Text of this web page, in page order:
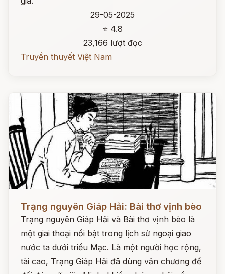
29-05-2025
⭐ 4.8
23,166 lượt đọc
Truyền thuyết Việt Nam
Trạng nguyên Giáp Hải: Bài thơ vịnh bèo
Trạng nguyên Giáp Hải và Bài thơ vịnh bèo là
một giai thoại nổi bật trong lịch sử ngoại giao
nước ta dưới triều Mạc. Là một người học rộng,
tài cao, Trạng Giáp Hải đã dùng văn chương để